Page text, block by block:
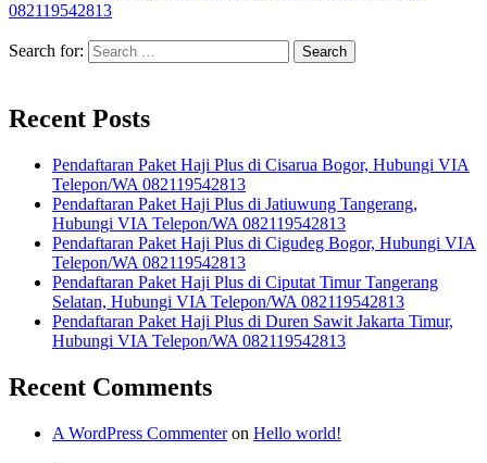
082119542813
Search for:
Recent Posts
Pendaftaran Paket Haji Plus di Cisarua Bogor, Hubungi VIA
Telepon/WA 082119542813
Pendaftaran Paket Haji Plus di Jatiuwung Tangerang,
Hubungi VIA Telepon/WA 082119542813
Pendaftaran Paket Haji Plus di Cigudeg Bogor, Hubungi VIA
Telepon/WA 082119542813
Pendaftaran Paket Haji Plus di Ciputat Timur Tangerang
Selatan, Hubungi VIA Telepon/WA 082119542813
Pendaftaran Paket Haji Plus di Duren Sawit Jakarta Timur,
Hubungi VIA Telepon/WA 082119542813
Recent Comments
A WordPress Commenteron Hello world!